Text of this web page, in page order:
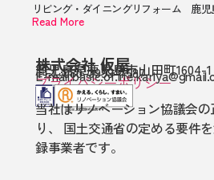
リビング・ダイニングリフォーム 鹿児
Read More
株式会社 仮屋
鹿児島県鹿児島市山田町1604-1
TEL:080-3999-7587
E-
プライバシーポリシー
当社はリノベーション協議会
り、 国土交通省の定める要件
録事業者です。